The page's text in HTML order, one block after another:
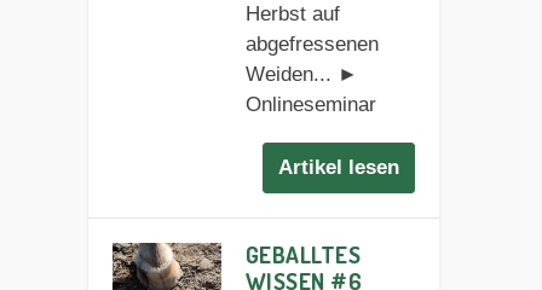
Herbst auf
abgefressenen
Weiden... ►
Onlineseminar
Artikel lesen
GEBALLTES
WISSEN #6